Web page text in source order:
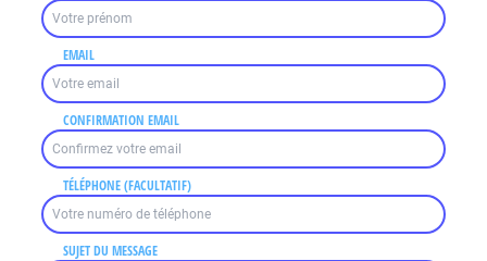
EMAIL
CONFIRMATION EMAIL
TÉLÉPHONE (FACULTATIF)
SUJET DU MESSAGE